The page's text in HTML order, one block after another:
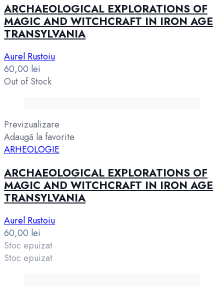
ARCHAEOLOGICAL EXPLORATIONS OF
MAGIC AND WITCHCRAFT IN IRON AGE
TRANSYLVANIA
Aurel Rustoiu
60,00 lei
Out of Stock
Previzualizare
Adaugă la favorite
ARHEOLOGIE
ARCHAEOLOGICAL EXPLORATIONS OF
MAGIC AND WITCHCRAFT IN IRON AGE
TRANSYLVANIA
Aurel Rustoiu
60,00 lei
Stoc epuizat
Stoc epuizat